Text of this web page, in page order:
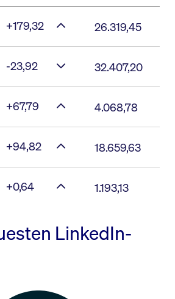
+179,32 26.319,45
-23,92 32.407,20
+67,79 4.068,78
+94,82 18.659,63
+0,64 1.193,13
LinkedIn-